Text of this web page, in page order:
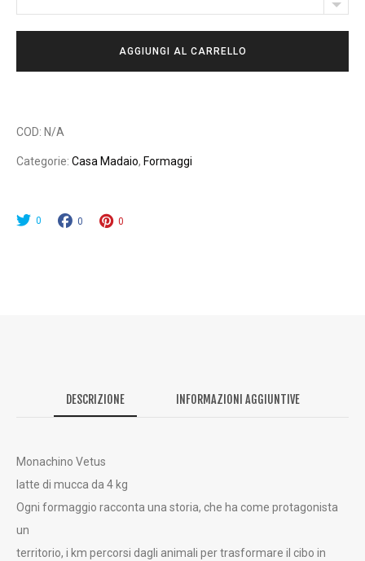
Z
Z
O
8
quantity
AGGIUNGI AL CARRELLO
COD: N/A
Categorie: Casa Madaio, Formaggi
0 0 0
DESCRIZIONE INFORMAZIONI AGGIUNTIVE
Monachino Vetus
latte di mucca da 4 kg
Ogni formaggio racconta una storia, che ha come protagonista
un
territorio, i km percorsi dagli animali per trasformare il cibo in